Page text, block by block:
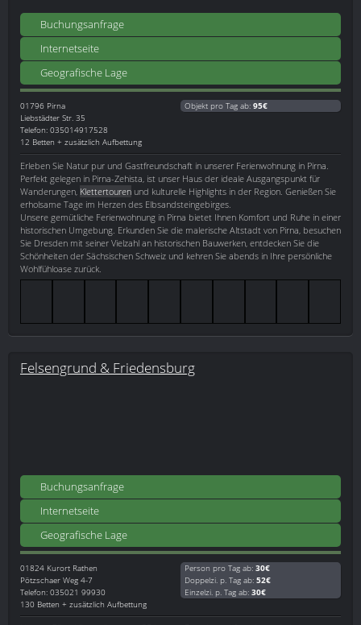
Buchungsanfrage
Internetseite
Geografische Lage
01796 Pirna
Liebstädter Str. 35
Telefon: 035014917528
12 Betten + zusätzlich Aufbettung
Objekt pro Tag ab: 95€
Erleben Sie Natur pur und Gastfreundschaft in unserer Ferienwohnung in Pirna.
Perfekt gelegen in Pirna-Zehista, ist unser Haus der ideale Ausgangspunkt für
Wanderungen, Klettertouren und kulturelle Highlights in der Region. Genießen Sie
erholsame Tage im Herzen des Elbsandsteingebirges.
Unsere gemütliche Ferienwohnung in Pirna bietet Ihnen Komfort und Ruhe in einer
historischen Umgebung. Erkunden Sie die malerische Altstadt von Pirna, besuchen
Sie Dresden mit seiner Vielzahl an historischen Bauwerken, entdecken Sie die
Schönheiten der Sächsischen Schweiz und kehren Sie abends in Ihre persönliche
Wohlfühloase zurück.
Felsengrund & Friedensburg
Buchungsanfrage
Internetseite
Geografische Lage
01824 Kurort Rathen
Pötzschaer Weg 4-7
Telefon: 035021 99930
130 Betten + zusätzlich Aufbettung
Person pro Tag ab: 30€
Doppelzi. p. Tag ab: 52€
Einzelzi. p. Tag ab: 30€